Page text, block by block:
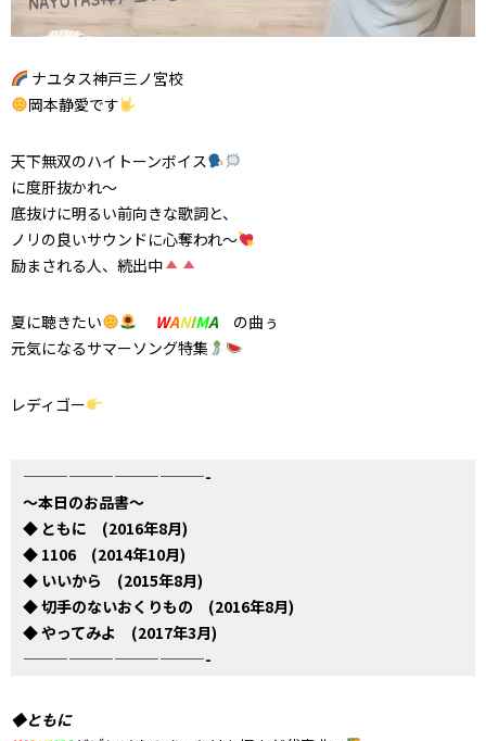
ナユタス神戸三ノ宮校
岡本静愛です
天下無双のハイトーンボイス
に度肝抜かれ〜
底抜けに明るい前向きな歌詞と、
ノリの良いサウンドに心奪われ〜
励まされる人、続出中
夏に聴きたい WANIMA の曲ぅ
元気になるサマーソング特集
レディゴー
————————————-
～本日のお品書～
◆ ともに (2016年8月)
◆ 1106 (2014年10月)
◆ いいから (2015年8月)
◆ 切手のないおくりもの (2016年8月)
◆ やってみよ (2017年3月)
————————————-
◆ともに